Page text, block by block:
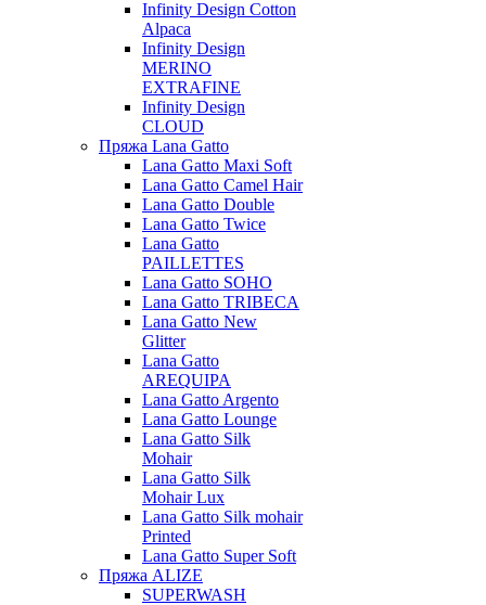
Infinity Design Cotton
Alpaca
Infinity Design
MERINO
EXTRAFINE
Infinity Design
CLOUD
Пряжа Lana Gatto
Lana Gatto Maxi Soft
Lana Gatto Camel Hair
Lana Gatto Double
Lana Gatto Twice
Lana Gatto
PAILLETTES
Lana Gatto SOHO
Lana Gatto TRIBECA
Lana Gatto New
Glitter
Lana Gatto
AREQUIPA
Lana Gatto Argento
Lana Gatto Lounge
Lana Gatto Silk
Mohair
Lana Gatto Silk
Mohair Lux
Lana Gatto Silk mohair
Printed
Lana Gatto Super Soft
Пряжа ALIZE
SUPERWASH